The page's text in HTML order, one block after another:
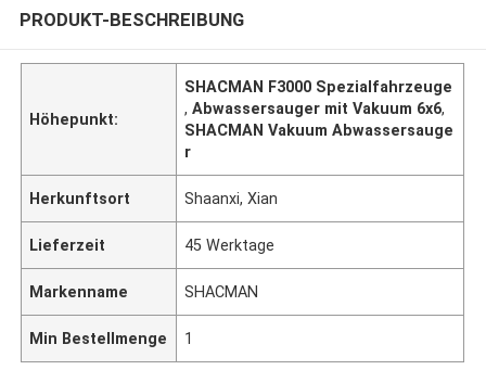
PRODUKT-BESCHREIBUNG
Höhepunkt:
SHACMAN F3000 Spezialfahrzeuge
,Abwassersauger mit Vakuum 6x6,
SHACMAN Vakuum Abwassersauge
r
Herkunftsort Shaanxi, Xian
Lieferzeit 45 Werktage
Markenname SHACMAN
Min Bestellmenge 1